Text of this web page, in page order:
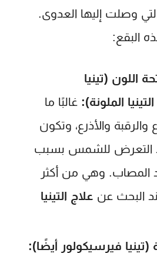
التي وصلت إليها العدوى.
البقع:
اللون (تينيا
الملونة): غالبًا ما
والأذرع، وتكون
التعرض للشمس بسبب
المصاب. وهي من أكثر
البحث عن علاج التينيا
(تينيا فيرسيكولور أيضًا):